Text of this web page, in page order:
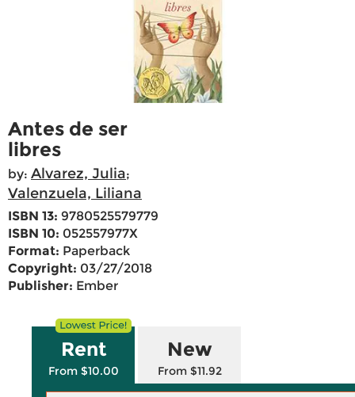
Antes de ser
libres
by: Alvarez, Julia;
Valenzuela, Liliana
ISBN 13: 9780525579779
ISBN 10: 052557977X
Format: Paperback
Copyright: 03/27/2018
Publisher: Ember
Rent
From $10.00
New
From $11.92